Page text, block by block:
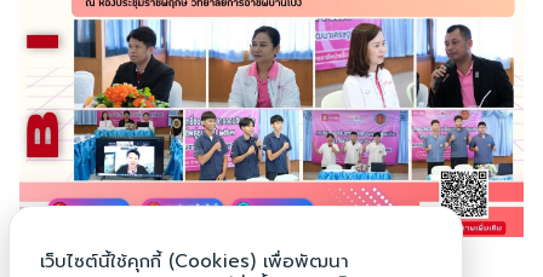
Search
for:
Search
เว็บไซต์นี้ใช้คุกกี้ (Cookies) เพื่อพัฒนา